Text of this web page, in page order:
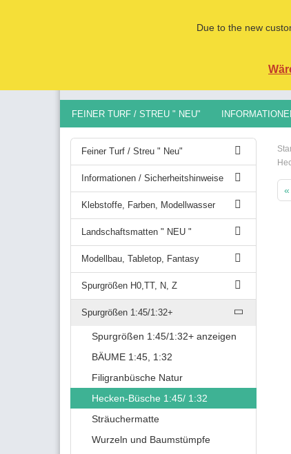
Due to the new
FEINER TURF / STREU " NEU"
MODELLBAU, TABLETOP, FANTASY
Feiner Turf / Streu " Neu"
Informationen / Sicherheitshinweise
Klebstoffe, Farben, Modellwasser
Landschaftsmatten " NEU "
Modellbau, Tabletop, Fantasy
Spurgrößen H0,TT, N, Z
Spurgrößen 1:45/1:32+
Spurgrößen 1:45/1:32+ anzeigen
BÄUME 1:45, 1:32
Filigranbüsche Natur
Hecken-Büsche 1:45/ 1:32
Sträuchermatte
Wurzeln und Baumstümpfe